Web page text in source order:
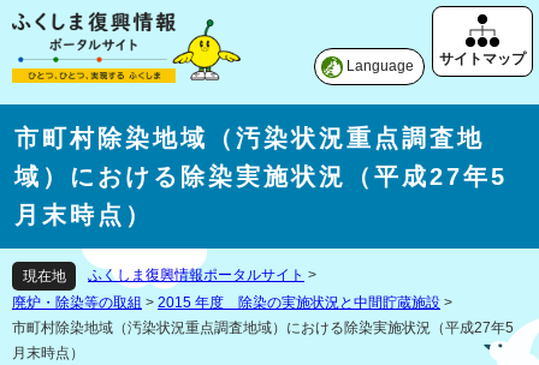
Language
市町村除染地域（汚染状況重点調査地
域）における除染実施状況（平成27年5
月末時点）
現在地 ふくしま復興情報ポータルサイト >
廃炉・除染等の取組 > 2015 年度 除染の実施状況と中間貯蔵施設 >
市町村除染地域（汚染状況重点調査地域）における除染実施状況（平成27年5
月末時点）